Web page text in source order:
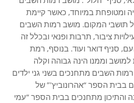
ומטופחת במיוחד, כאשר קיימת
תושבי המקום. מושב רמות השבים
ציבור, תרבות ופנאי ובכלל זה
סניף דואר ועוד. בנוסף, רמת
וממנו הינה גבוהה וקלה
השבים מתחנכים בשני גני ילדים
בבית הספר “אהרונוביץ'” של
והתיכון מתחנכים בבית הספר “עמי